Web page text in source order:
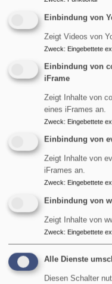
Di, 11.8. 12 Uhr
Bergandacht auf dem
Pfarrer Gottfried von Segnitz
Garmisch-Partenkirchen
Zugspitze
Di, 11.8. 14:30-16:30
Treffpunkt "Kaffee &
Garmisch-Partenkirchen
Einbindung von
Zeigt Videos von
Zweck: Eingebettete
Einbindung von
iFrame
Zeigt Inhalte von
eines iFrames an.
Zweck: Eingebettete
Einbindung von
Zeigt Inhalte von
iFrames an.
Zweck: Eingebettete
Einbindung von
Zeigt Inhalte von
Zweck: Eingebettete
Alle Dienste
Diesen Schalter